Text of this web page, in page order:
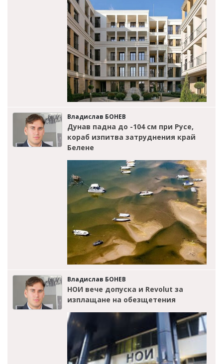
Владислав БОНЕВ
Дунав падна до -104 см при Русе,
кораб изпитва затруднения край
Белене
Владислав БОНЕВ
НОИ вече допуска и Revolut за
изплащане на обезщетения